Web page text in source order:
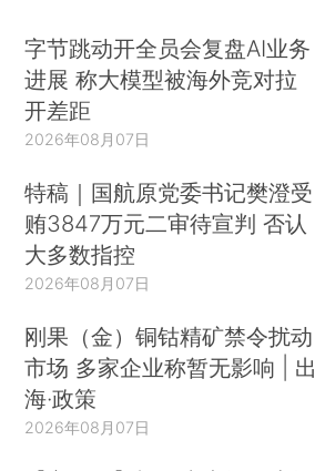
字节跳动开全员会复盘AI业务
进展 称大模型被海外竞对拉
开差距
2026年08月07日
特稿｜国航原党委书记樊澄受
贿3847万元二审待宣判 否认
大多数指控
2026年08月07日
刚果（金）铜钴精矿禁令扰动
市场 多家企业称暂无影响 | 出
海·政策
2026年08月07日